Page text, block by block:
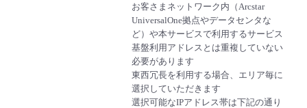
お客さまネットワーク内（Arcstar
UniversalOne拠点やデータセンタな
ど）や本サービスで利用するサービス
基盤利用アドレスとは重複していない
必要があります
東西冗長を利用する場合、エリア毎に
選択していただきます
選択可能なIPアドレス帯は下記の通り